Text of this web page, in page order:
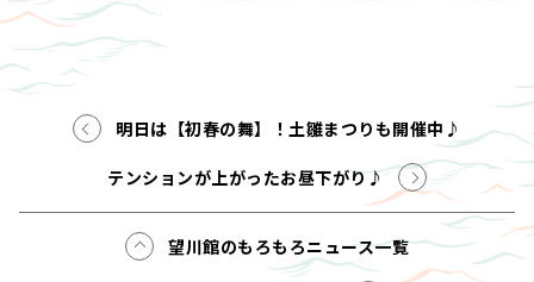
明日は【初春の舞】！土雛まつりも開催中♪
テンションが上がったお昼下がり♪
望川館のもろもろニュース一覧